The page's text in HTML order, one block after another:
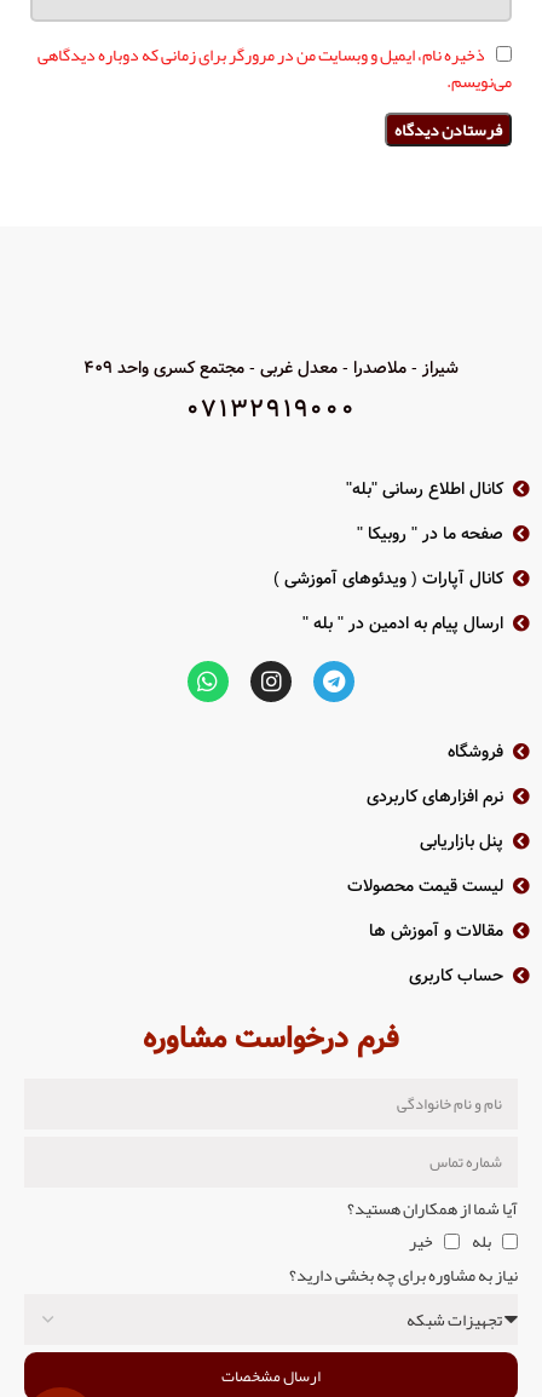
ذخیره نام، ایمیل و وبسایت من در مرورگر برای زمانی که دوباره دیدگاهی
می‌نویسم.
شیراز - ملاصدرا - معدل غربی - مجتمع کسری واحد 409
07132919000
کانال اطلاع رسانی "بله"
صفحه ما در " روبیکا "
کانال آپارات ( ویدئوهای آموزشی )
ارسال پیام به ادمین در " بله "
فروشگاه
نرم افزارهای کاربردی
پنل بازاریابی
لیست قیمت محصولات
مقالات و آموزش ها
حساب کاربری
فرم درخواست مشاوره
آیا شما از همکاران هستید؟
بله
خیر
نیاز به مشاوره برای چه بخشی دارید؟
ارسال مشخصات